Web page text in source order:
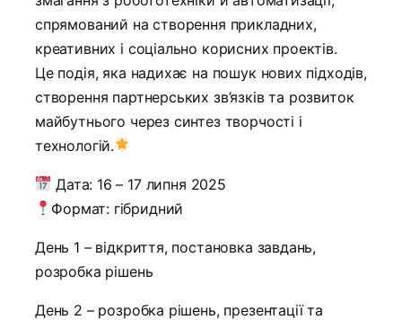
спрямований на створення прикладних,
креативних і соціально корисних проектів.
Це подія, яка надихає на пошук нових підходів,
створення партнерських зв’язків та розвиток
майбутнього через синтез творчості і
технологій.
Дата: 16 – 17 липня 2025
Формат: гібридний
День 1 – відкриття, постановка завдань,
розробка рішень
День 2 – розробка рішень, презентації та